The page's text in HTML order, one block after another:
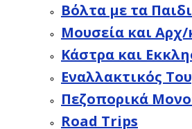
Βόλτα με τα
Μουσεία και Αρχ/
Κάστρα και
Εναλλακτικός
Πεζοπορικά
Road Trips